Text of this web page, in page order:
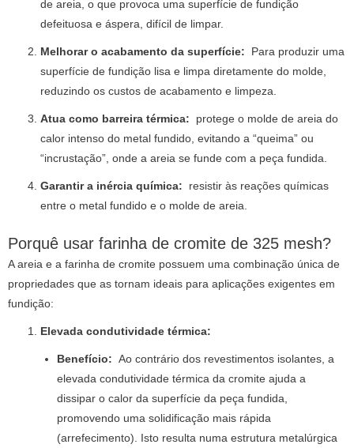
de areia, o que provoca uma superfície de fundição
defeituosa e áspera, difícil de limpar.
Melhorar o acabamento da superfície: Para produzir uma
superfície de fundição lisa e limpa diretamente do molde,
reduzindo os custos de acabamento e limpeza.
Atua como barreira térmica: protege o molde de areia do
calor intenso do metal fundido, evitando a “queima” ou
“incrustação”, onde a areia se funde com a peça fundida.
Garantir a inércia química: resistir às reações químicas
entre o metal fundido e o molde de areia.
Porquê usar farinha de cromite de 325 mesh?
A areia e a farinha de cromite possuem uma combinação única de
propriedades que as tornam ideais para aplicações exigentes em
fundição:
Elevada condutividade térmica:
Benefício: Ao contrário dos revestimentos isolantes, a
elevada condutividade térmica da cromite ajuda a
dissipar o calor da superfície da peça fundida,
promovendo uma solidificação mais rápida
(arrefecimento). Isto resulta numa estrutura metalúrgica